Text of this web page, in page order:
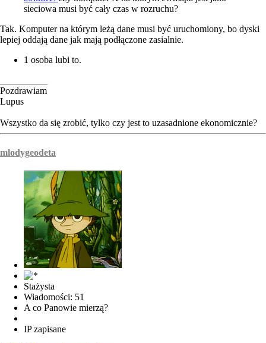
sieciowa musi być cały czas w rozruchu?
Tak. Komputer na którym leżą dane musi być uruchomiony, bo dyski
lepiej oddają dane jak mają podłączone zasialnie.
1 osoba lubi to.
Pozdrawiam
Lupus
Wszystko da się zrobić, tylko czy jest to uzasadnione ekonomicznie?
mlodygeodeta
Stażysta
Wiadomości: 51
A co Panowie mierzą?
IP zapisane